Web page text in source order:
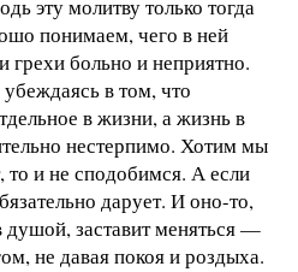
эту молитву только тогда
понимаем, чего в ней
грехи больно и неприятно.
в том, что
в жизни, а жизнь в
нестерпимо. Хотим мы
то и не сподобимся. А если
дарует. И оно-то,
душой, заставит меняться —
не давая покоя и роздыха.